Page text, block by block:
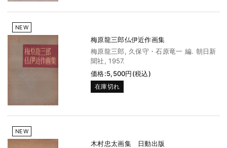
NEW
梅原龍三郎仏伊近作画集
梅原龍三郎, 久保守・石原竜一 編. 朝日新
聞社, 1957.
価格:5,500円(税込)
在庫切れ
NEW
木村忠太画集 日動出版